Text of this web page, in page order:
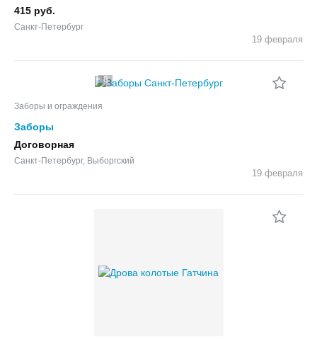
доставкой.
415 руб.
Санкт-Петербург
19 февраля
8
Заборы и ограждения
Заборы
Договорная
Санкт-Петербург, Выборгский
19 февраля